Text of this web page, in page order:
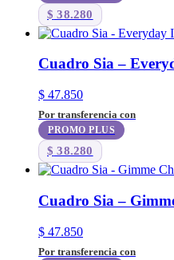
$ 38.280
Cuadro Sia –
$ 47.850
Por transferencia con
PROMO PLUS
$ 38.280
Cuadro Sia –
$ 47.850
Por transferencia con